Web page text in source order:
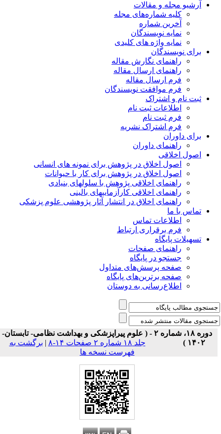
آرشیو مجله و مقالات
کلیه شماره‌های مجله
آخرین شماره
نمایه نویسندگان
نمایه واژه های کلیدی
برای نویسندگان
راهنمای نگارش مقاله
راهنمای ارسال مقاله
فرم ارسال مقاله
فرم موافقت نویسندگان
ثبت نام و اشتراک
اطلاعات ثبت نام
فرم ثبت نام
فرم اشتراک نشریه
برای داوران
راهنمای داوران
اصول اخلاقی
اصول اخلاق در پژوهش برای نمونه های انسانی
اصول اخلاق در پژوهش برای کار با حیوانات
راهنمای اخلاقی پژوهش با سلولهای بنیادی
راهنمای اخلاقی کارآزماییهای بالینی
راهنمای اخلاق در انتشار آثار پژوهشی علوم پزشکی
تماس با ما
اطلاعات تماس
فرم برقراری ارتباط
تسهیلات پایگاه
راهنمای صفحات
جستجو در پایگاه
صفحه پرسش‌های متداول
صفحه برترین‌های پایگاه
اطلاع‌رسانی به دوستان
دوره ۱۸، شماره ۲ - ( علوم پیراپزشکی و بهداشت نظامی- تابستان-
۱۴۰۲ )
جلد ۱۸ شماره ۲ صفحات ۱۴-۸ | برگشت به
فهرست نسخه ها